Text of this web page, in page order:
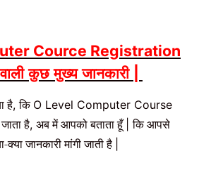
Cource Registration
कुछ मुख्य जानकारी
है,कि O Level Computer Course
है, अब में आपको बताता हूँ |कि आपसे
जानकारी मांगी जाती है